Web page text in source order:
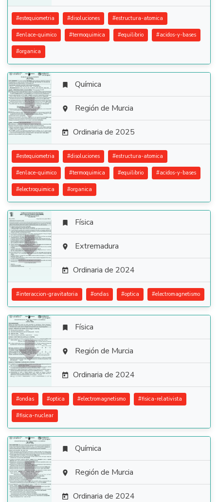
#estequiometria #disoluciones #estructura-atomica
#enlace-quimico #termoquimica #equilibrio #acidos-y-bases
#organica

 Química
 Región de Murcia
 Ordinaria de 2025
#estequiometria #disoluciones #estructura-atomica
#enlace-quimico #termoquimica #equilibrio #acidos-y-bases
#electroquimica #organica

 Física
 Extremadura
 Ordinaria de 2024
#interaccion-gravitatoria #ondas #optica #electromagnetismo

 Física
 Región de Murcia
 Ordinaria de 2024
#ondas #optica #electromagnetismo #fisica-relativista
#fisica-nuclear

 Química
 Región de Murcia
 Ordinaria de 2024